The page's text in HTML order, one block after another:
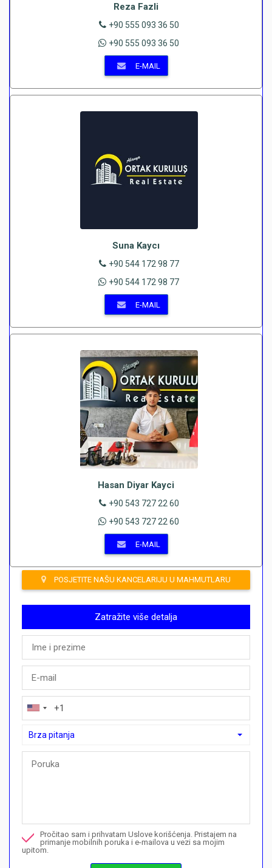
Reza Fazli
+90 555 093 36 50
+90 555 093 36 50
E-MAIL
Suna Kaycı
+90 544 172 98 77
+90 544 172 98 77
E-MAIL
Hasan Diyar Kayci
+90 543 727 22 60
+90 543 727 22 60
E-MAIL
POSJETITE NAŠU KANCELARIJU U MAHMUTLARU
Zatražite više detalja
Brza pitanja
Brza pitanja
Želim da rezervišem gledanje
Pročitao sam i prihvatam Uslove korišćenja. Pristajem na
primanje mobilnih poruka i e-mailova u vezi sa mojim
upitom.